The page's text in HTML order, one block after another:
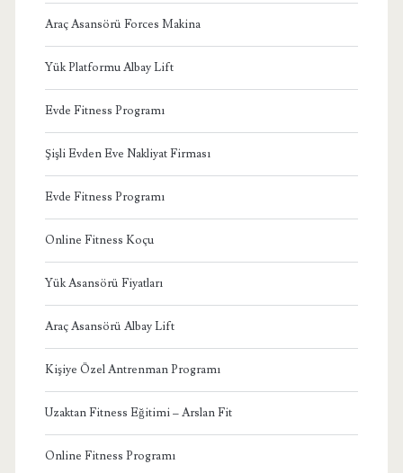
Araç Asansörü Forces Makina
Yük Platformu Albay Lift
Evde Fitness Programı
Şişli Evden Eve Nakliyat Firması
Evde Fitness Programı
Online Fitness Koçu
Yük Asansörü Fiyatları
Araç Asansörü Albay Lift
Kişiye Özel Antrenman Programı
Uzaktan Fitness Eğitimi – Arslan Fit
Online Fitness Programı